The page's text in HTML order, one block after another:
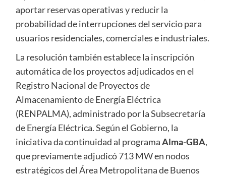
aportar reservas operativas y reducir la
probabilidad de interrupciones del servicio para
usuarios residenciales, comerciales e industriales.
La resolución también establece la inscripción
automática de los proyectos adjudicados en el
Registro Nacional de Proyectos de
Almacenamiento de Energía Eléctrica
(RENPALMA), administrado por la Subsecretaría
de Energía Eléctrica. Según el Gobierno, la
iniciativa da continuidad al programaAlma-GBA,
que previamente adjudicó 713 MW en nodos
estratégicos del Área Metropolitana de Buenos